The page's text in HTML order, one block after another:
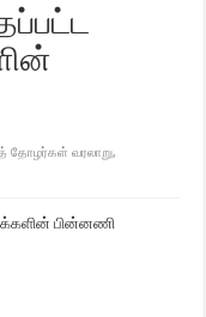
தோழர்கள் வரலாறு,
பின்னணி